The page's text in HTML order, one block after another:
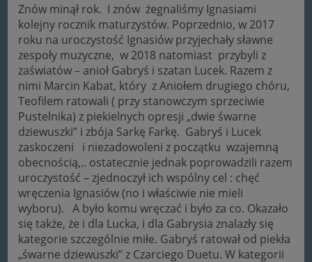
Znów minął rok. I znów żegnaliśmy Ignasiami
kolejny rocznik maturzystów. Poprzednio, w 2017
roku na uroczystość Ignasiów przyjechały sławne
zespoły muzyczne, w 2018 natomiast przybyli z
zaświatów – anioł Gabryś i szatan Lucek. Razem z
nimi Marcin Kabat, który z Aniołem drugiego chóru,
Teofilem ratowali ( przy stanowczym sprzeciwie
Pustelnika) z piekielnych opresji „dwie śwarne
dziewuszki” i zbója Sarkę Farkę. Gabryś i Lucek
zaskoczeni i niezadowoleni z początku wzajemną
obecnością,.. ostatecznie jednak poprowadzili razem
uroczystość – zjednoczył ich wspólny cel : chęć
wręczenia Ignasiów (no i właściwie nie mieli
wyboru). A było komu wręczać i było za co. Okazało
się także, że i dla Lucka, i dla Gabrysia znalazły się
kategorie szczególnie miłe. Gabryś ratował od piekła
„śwarne dziewuszki” z Czarciego Duetu. W kategorii